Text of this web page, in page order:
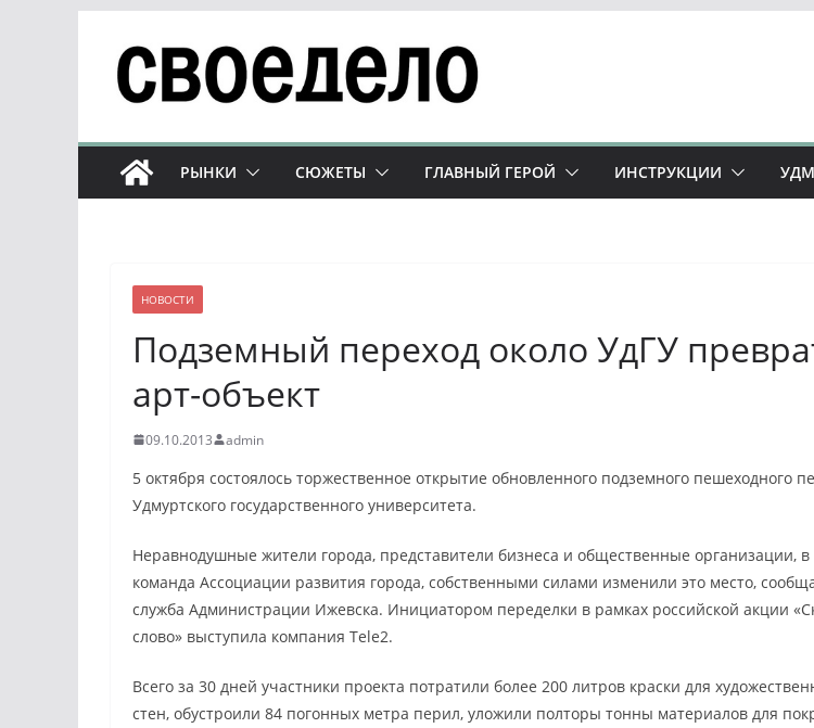
содержимому
РЫНКИ СЮЖЕТЫ ГЛАВНЫЙ ГЕРОЙ ИНСТРУКЦИИ
НОВОСТИ
Подземный переход около УдГУ
арт-объект
09.10.2013 admin
5 октября состоялось торжественное открытие обновленного подземного пешеходного
Удмуртского государственного университета.
Неравнодушные жители города, представители бизнеса и общественные организации, в
команда Ассоциации развития города, собственными силами изменили это место,
служба Администрации Ижевска. Инициатором переделки в рамках российской акции
слово» выступила компания Tele2.
Всего за 30 дней участники проекта потратили более 200 литров краски для
стен, обустроили 84 погонных метра перил, уложили полторы тонны материалов для